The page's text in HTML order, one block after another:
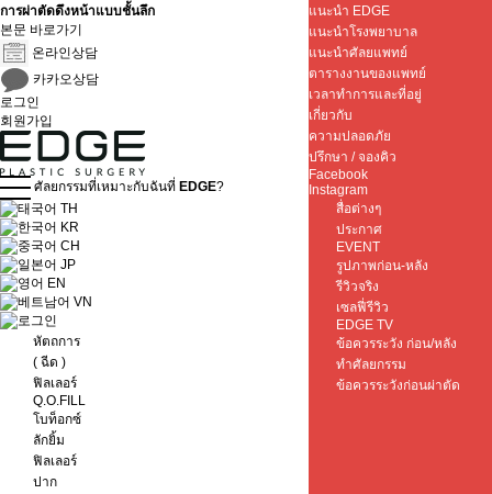
การผ่าตัดดึงหน้าแบบชั้นลึก
본문 바로가기
온라인상담
카카오상담
로그인
회원가입
ศัลยกรรมที่เหมาะกับฉันที่ EDGE?
TH
KR
CH
JP
EN
VN
หัตถการ
( ฉีด )
ฟิลเลอร์
Q.O.FILL
โบท็อกซ์
ลักยิ้ม
ฟิลเลอร์
ปาก
แนะนำ EDGE
แนะนำโรงพยาบาล
แนะนำศัลยแพทย์
ตารางงานของแพทย์
เวลาทำการและที่อยู่
เกี่ยวกับ
ความปลอดภัย
ปรึกษา / จองคิว
Facebook
Instagram
สื่อต่างๆ
ประกาศ
EVENT
รูปภาพก่อน-หลัง
รีวิวจริง
เซลฟี่รีวิว
EDGE TV
ข้อควรระวัง ก่อน/หลัง
ทำศัลยกรรม
ข้อควรระวังก่อนผ่าตัด